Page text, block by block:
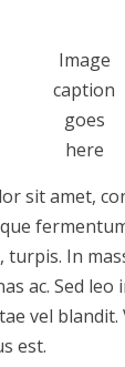
Image
caption
goes
here
sit amet,
turpis. In
ac. Sed
vel
est.